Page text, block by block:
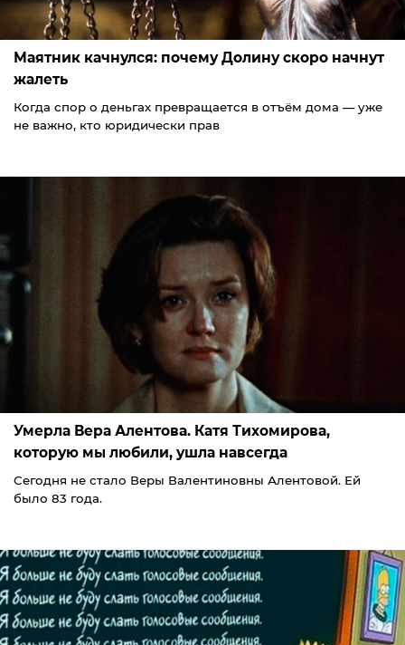
Маятник качнулся: почему Долину скоро начнут
жалеть
Когда спор о деньгах превращается в отъём дома — уже
не важно, кто юридически прав
Умерла Вера Алентова. Катя Тихомирова,
которую мы любили, ушла навсегда
Сегодня не стало Веры Валентиновны Алентовой. Ей
было 83 года.